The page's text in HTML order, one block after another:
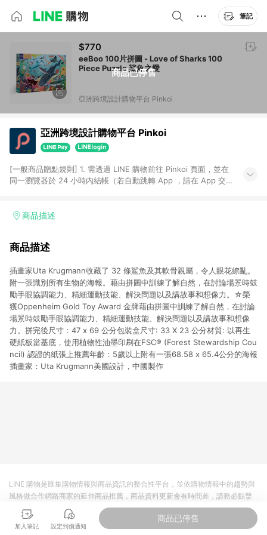
筆記
商品已停售
$770
eeBoo 100片拼圖 - Love of Sharks 100
Piece Puzzle 鯊魚之愛
亞洲跨境設計購物平台 Pinkoi
亞洲跨境設計購物平台 Pinkoi
[一般商品贈點規則] 1. 需透過 LINE 購物前往 Pinkoi 頁面，並在
同一瀏覽器於 24 小時內結帳（若自動跳轉 App ，請在 App 交
回饋訂單不得享有 Pinkoi 站方優惠，例如首購優惠，P coins，
行為，不具贈點資格，部分退款不在此限。 6. APP 請更新至
貨後 45 天後發送。 8. 群眾募資商品，禮物卡，開館保證金，補
運費，攤位費等不具贈點資格。 9. LINE 購物站上之商品規格、
顏色、價位、贈品如與 Pinkoi 商品資訊頁及購物車不符，以
Pinkoi 購物商品資訊頁及購物車標示為準。 10. 點數紅包使用規
則請以點數紅包活動說明為準。 11. 若於 LINE 購物前往 Pinkoi
頁面後才首次下載 Pinkoi APP 並完成訂單，不符合導購資格；承
上，首次下載 Pinkoi APP 後，需透過 LINE 購物前往 Pinkoi 頁
面，方享導購資格。
商品描述
商品描述
插畫家Uta Krugmann收藏了 32 條鯊魚及其軟骨親屬，令人眼花繚亂。
附一張識別所有生物的海報。藉由拼圖中訓練了解自然，在討論場景時鼓
勵手眼協調能力、精細運動技能、解決問題以及講故事和想像力。☆榮
獲Oppenheim Gold Toy Award 金牌藉由拼圖中訓練了解自然，在討論
場景時鼓勵手眼協調能力、精細運動技能、解決問題以及講故事和想像
力。拼完後尺寸：47 x 69 公分包裝盒尺寸: 33 X 23 公分材質: 以再生
硬紙板當基底，使用植物性油墨印刷在FSC® (Forest Stewardship Cou
ncil) 認證的紙張上推薦年齡：5歲以上附有一張68.58 x 65.4公分的海報
插畫家：Uta Krugmann美國設計，中國製作
加入筆記 設定到價通知
商品已停售
LINE 購物是匯集購物情報與商品資訊的整合性平台，並依購物情報中的趨勢與
風格做合作網路商家的延伸商品推薦，商品資料更新會有時間差，請務必點擊
商品至各合作網路商家，確認現售價與購物條件，一切資訊以合作廠商網頁為
準。